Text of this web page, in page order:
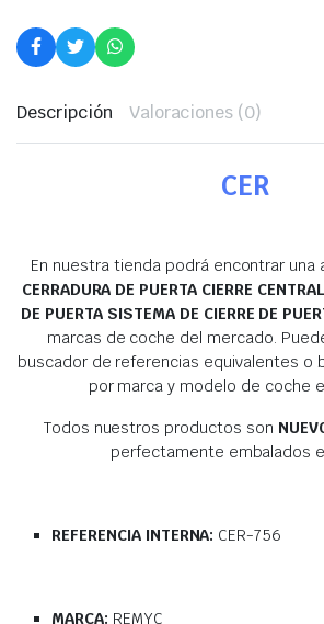
Descripción Valoraciones (0)
CER
En nuestra tienda podrá encontrar una
CERRADURA DE PUERTA CIERRE
DE PUERTA SISTEMA DE CIERRE DE
marcas de coche del mercado.
buscador de referencias equivalentes o
por marca y modelo de coche
Todos nuestros productos son
perfectamente embalados
REFERENCIA INTERNA: CER-756
MARCA: REMYC